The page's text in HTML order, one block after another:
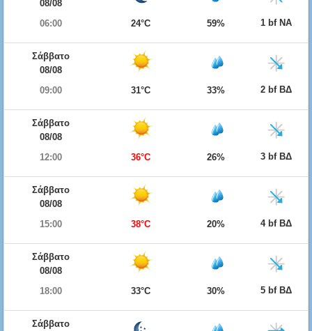
08/08
06:00
24°C 59% 1 bf ΝΑ
Σάββατο
08/08
09:00
31°C 33% 2 bf ΒΔ
Σάββατο
08/08
12:00
36°C 26% 3 bf ΒΔ
Σάββατο
08/08
15:00
38°C 20% 4 bf ΒΔ
Σάββατο
08/08
18:00
33°C 30% 5 bf ΒΔ
Σάββατο